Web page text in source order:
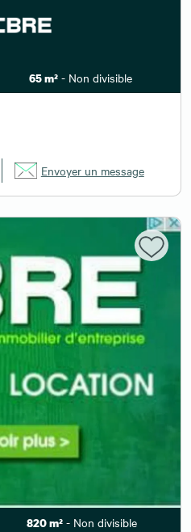
65 m² - Non divisible
Envoyer un message
820 m² - Non divisible